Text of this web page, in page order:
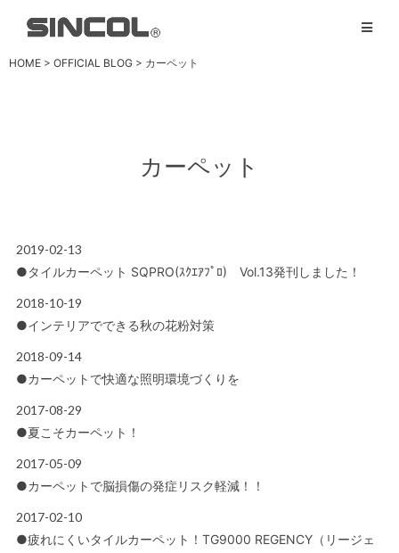
HOME > OFFICIAL BLOG > カーペット
カーペット
2019-02-13
●タイルカーペット SQPRO(ｽｸｴｱﾌﾟﾛ) Vol.13発刊しました！
2018-10-19
●インテリアでできる秋の花粉対策
2018-09-14
●カーペットで快適な照明環境づくりを
2017-08-29
●夏こそカーペット！
2017-05-09
●カーペットで脳損傷の発症リスク軽減！！
2017-02-10
●疲れにくいタイルカーペット！TG9000 REGENCY（リージェ